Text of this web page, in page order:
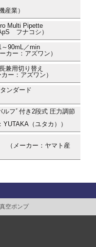
業）
Multi Pipette
フナコシ）
90mL／min
カー：アズワン）
兼用切り替え
ー：アズワン）
ンダード
ルフﾞ付き2段式 圧力調節
（ユタカ））
（メーカー：ヤマト産
空ポンプ